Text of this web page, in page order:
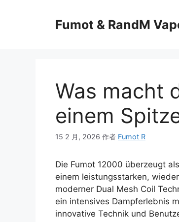
Fumot & RandM
Was macht
einem
15 2 月, 2026 作者 Fumot R
Die Fumot 12000 überzeugt
einem leistungsstarken,
moderner Dual Mesh Coil
ein intensives Dampferlebnis
innovative Technik und